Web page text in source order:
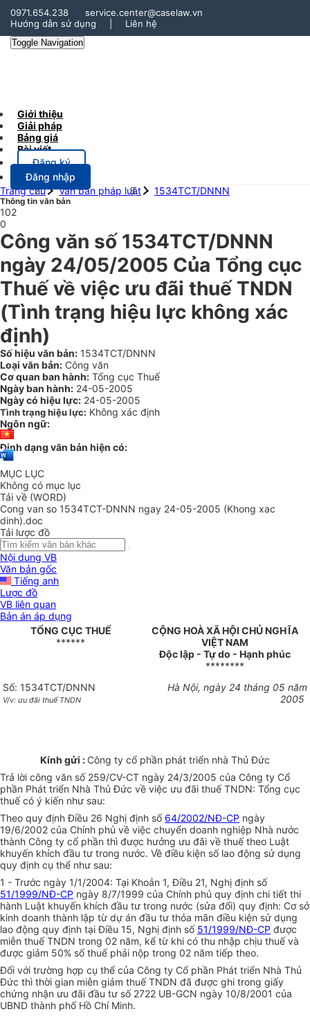
0971.654.238
service.center@caselaw.vn
Hướng dẫn sử dụng
Liên hệ
Toggle Navigation
Giới thiệu
Giải pháp
Bảng giá
Bài viết
Đăng ký
Đăng nhập
Trang chủ
Văn bản pháp luật 1534TCT/DNNN
Thông tin văn bản
102
0
Công văn số 1534TCT/DNNN
ngày 24/05/2005 Của Tổng cục
Thuế về việc ưu đãi thuế TNDN
(Tình trạng hiệu lực không xác
định)
Số hiệu văn bản: 1534TCT/DNNN
Loại văn bản: Công văn
Cơ quan ban hành: Tổng cục Thuế
Ngày ban hành: 24-05-2005
Ngày có hiệu lực: 24-05-2005
Tình trạng hiệu lực: Không xác định
Ngôn ngữ:
Định dạng văn bản hiện có:
MỤC LỤC
Không có mục lục
Tải về (WORD)
Cong van so 1534TCT-DNNN ngay 24-05-2005 (Khong xac
dinh).doc
Tải lược đồ
Nội dung VB
Văn bản gốc
Tiếng anh
Lược đồ
VB liên quan
Bản án áp dụng
TỔNG CỤC THUẾ
******
CỘNG HOÀ XÃ HỘI CHỦ NGHĨA
VIỆT NAM
Độc lập - Tự do - Hạnh phúc
********
Số: 1534TCT/DNNN
V/v: ưu đãi thuế TNDN
Hà Nội, ngày 24 tháng 05 năm
2005
Kính gửi : Công ty cổ phần phát triển nhà Thủ Đức
Trả lời công văn số 259/CV-CT ngày 24/3/2005 của Công ty Cổ
phần Phát triển Nhà Thủ Đức về việc ưu đãi thuế TNDN: Tổng cục
thuế có ý kiến như sau:
Theo quy định Điều 26 Nghị định số 64/2002/NĐ-CP ngày
19/6/2002 của Chính phủ về việc chuyển doanh nghiệp Nhà nước
thành Công ty cổ phần thì được hưởng ưu đãi về thuế theo Luật
khuyến khích đầu tư trong nước. Về điều kiện số lao động sử dụng
quy định cụ thể như sau:
1 - Trước ngày 1/1/2004: Tại Khoản 1, Điều 21, Nghị định số
51/1999/NĐ-CP ngày 8/7/1999 của Chính phủ quy định chi tiết thi
hành Luật khuyến khích đầu tư trong nước (sửa đổi) quy định: Cơ sở
kinh doanh thành lập từ dự án đầu tư thỏa mãn điều kiện sử dụng
lao động quy định tại Điều 15, Nghị định số 51/1999/NĐ-CP được
miễn thuế TNDN trong 02 năm, kể từ khi có thu nhập chịu thuế và
được giảm 50% số thuế phải nộp trong 02 năm tiếp theo.
Đối với trường hợp cụ thể của Công ty Cổ phần Phát triển Nhà Thủ
Đức thì thời gian miễn giảm thuế TNDN đã được ghi trong giấy
chứng nhận ưu đãi đầu tư số 2722 UB-GCN ngày 10/8/2001 của
UBND thành phố Hồ Chí Minh.